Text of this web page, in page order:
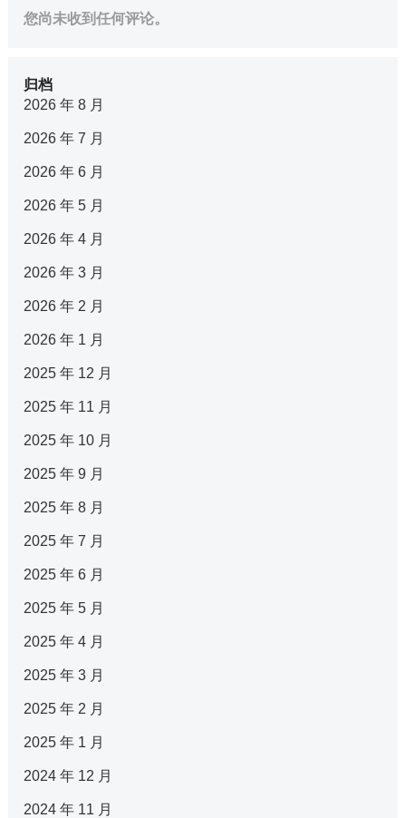
您尚未收到任何评论。
归档
2026 年 8 月
2026 年 7 月
2026 年 6 月
2026 年 5 月
2026 年 4 月
2026 年 3 月
2026 年 2 月
2026 年 1 月
2025 年 12 月
2025 年 11 月
2025 年 10 月
2025 年 9 月
2025 年 8 月
2025 年 7 月
2025 年 6 月
2025 年 5 月
2025 年 4 月
2025 年 3 月
2025 年 2 月
2025 年 1 月
2024 年 12 月
2024 年 11 月